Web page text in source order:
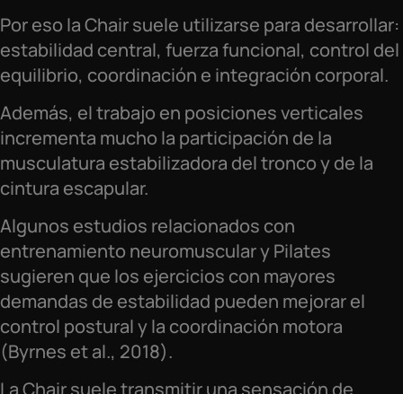
Por eso la Chair suele utilizarse para desarrollar:
estabilidad central, fuerza funcional, control del
equilibrio, coordinación e integración corporal.
Además, el trabajo en posiciones verticales
incrementa mucho la participación de la
musculatura estabilizadora del tronco y de la
cintura escapular.
Algunos estudios relacionados con
entrenamiento neuromuscular y Pilates
sugieren que los ejercicios con mayores
demandas de estabilidad pueden mejorar el
control postural y la coordinación motora
(Byrnes et al., 2018).
La Chair suele transmitir una sensación de